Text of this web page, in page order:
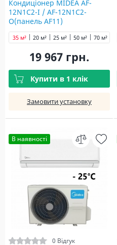
Кондиціонер MIDEA AF-
12N1C2-I / AF-12N1C2-
O(панель AF11)
20 м² 25 м²
35 м² 50 м² 70 м²
19 967 грн.
Купити в 1 клік
Замовити установку
В наявності
0 Відгук